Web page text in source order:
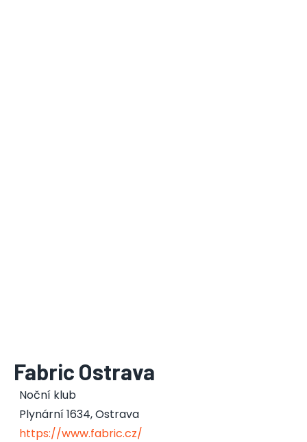
Fabric Ostrava
Noční klub
Plynární 1634,Ostrava
https://www.fabric.cz/